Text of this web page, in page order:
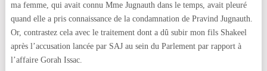
ma femme, qui avait connu Mme Jugnauth dans le temps, avait pleuré
quand elle a pris connaissance de la condamnation de Pravind Jugnauth.
Or, contrastez cela avec le traitement dont a dû subir mon fils Shakeel
après l’accusation lancée par SAJ au sein du Parlement par rapport à
l’affaire Gorah Issac.